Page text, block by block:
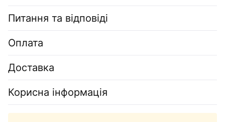
Питання та відповіді
Оплата
Доставка
Корисна інформація